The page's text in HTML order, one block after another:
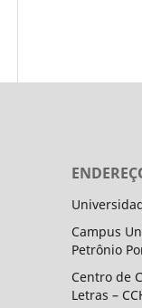
Campus
Petrônio
Centro de
Letras –